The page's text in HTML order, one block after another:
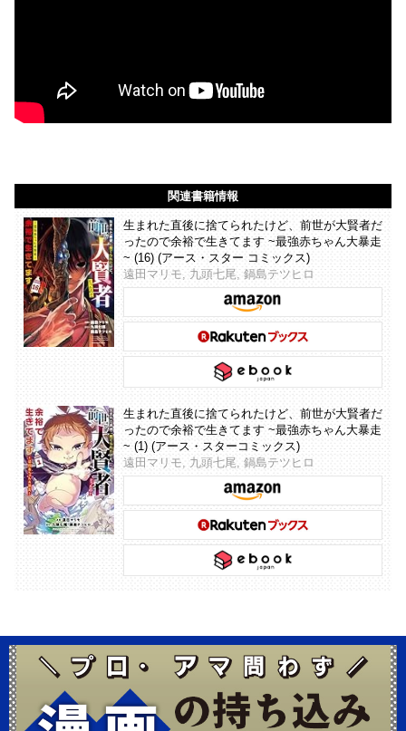
関連書籍情報
生まれた直後に捨てられたけど、前世が大賢者だ
ったので余裕で生きてます ~最強赤ちゃん大暴走
~ (16) (アース・スター コミックス)
遠田マリモ, 九頭七尾, 鍋島テツヒロ
生まれた直後に捨てられたけど、前世が大賢者だ
ったので余裕で生きてます ~最強赤ちゃん大暴走
~ (1) (アース・スターコミックス)
遠田マリモ, 九頭七尾, 鍋島テツヒロ